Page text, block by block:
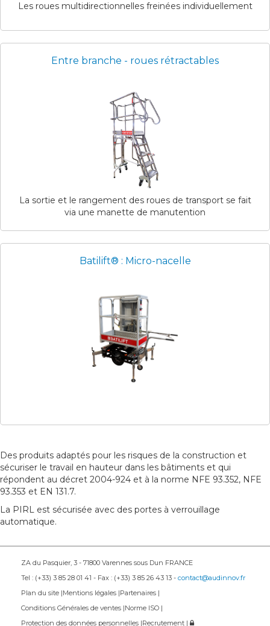
Les roues multidirectionnelles freinées individuellement
Entre branche - roues rétractables
La sortie et le rangement des roues de transport se fait
via une manette de manutention
Batilift® : Micro-nacelle
Des produits adaptés pour les risques de la construction et
sécuriser le travail en hauteur dans les bâtiments et qui
répondent au décret 2004-924 et à la norme NFE 93.352, NFE
93.353 et EN 131.7.
La PIRL est sécurisée avec des portes à verrouillage
automatique.
ZA du Pasquier, 3 - 71800 Varennes sous Dun FRANCE
Tel : (+33) 3 85 28 01 41 - Fax : (+33) 3 85 26 43 13 - contact@audinnov.fr
Plan du site Mentions légales Partenaires
Conditions Générales de ventes Norme ISO
Protection des données personnelles Recrutement